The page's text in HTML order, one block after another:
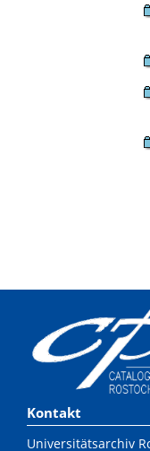
Kontakt
Universitätsarchiv